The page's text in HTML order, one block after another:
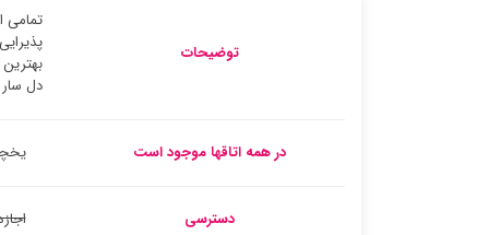
توضیحات
تمامی
دل
در همه اتاقها موجود است
دسترسی